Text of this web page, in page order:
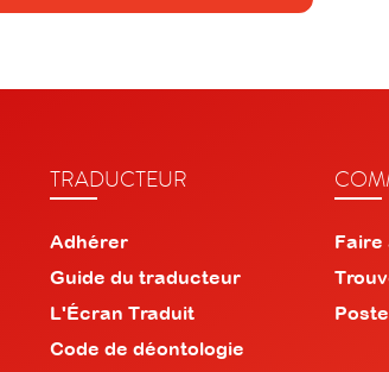
TRADUCTEUR
Adhérer
Guide du traducteur
L'Écran Traduit
Code de déontologie